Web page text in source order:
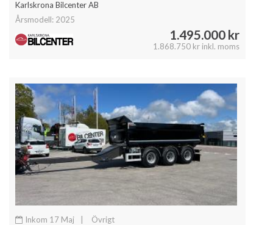
Karlskrona Bilcenter AB
Årsmodell: 2025
1.495.000 kr
1.868.750 kr inkl. moms
Inkom 17 Maj Övrigt